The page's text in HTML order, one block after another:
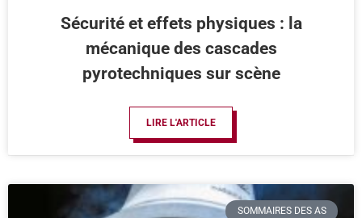
Sécurité et effets physiques : la
mécanique des cascades
pyrotechniques sur scène
LIRE L'ARTICLE
SOMMAIRES DES AS